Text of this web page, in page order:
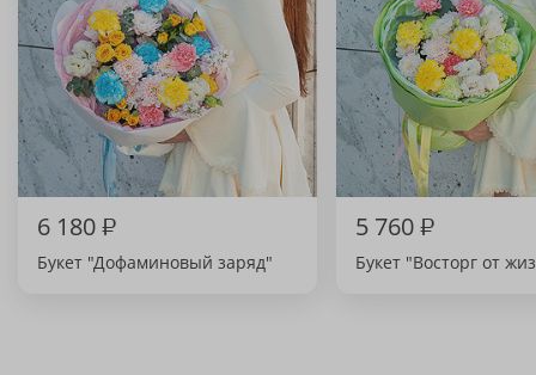
6 180₽
Букет "Дофаминовый заряд"
5 760₽
Букет "Восторг от